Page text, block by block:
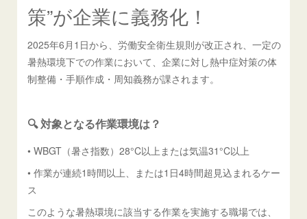
策”が企業に義務化！
2025年6月1日から、労働安全衛生規則が改正され、一定の
暑熱環境下での作業において、企業に対し熱中症対策の体
制整備・手順作成・周知義務が課されます。
🔍 対象となる作業環境は？
• WBGT（暑さ指数）28°C以上または気温31°C以上
• 作業が連続1時間以上、または1日4時間超見込まれるケー
ス
このような暑熱環境に該当する作業を実施する職場では、